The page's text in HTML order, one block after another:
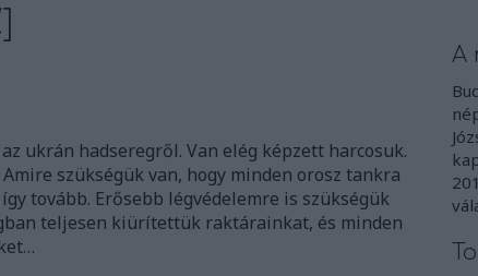
ukrán hadseregről. Van elég képzett harcosuk.
szükségük van, hogy minden orosz tankra
tovább. Erősebb légvédelemre is szükségük
teljesen kiürítettük raktárainkat, és minden
A